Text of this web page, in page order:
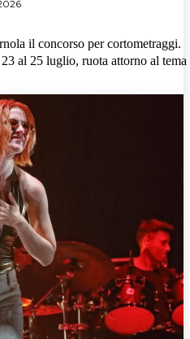
il concorso per cortometraggi.
al 25 luglio, ruota attorno al tema